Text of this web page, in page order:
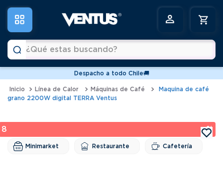
¿Qué estas buscando?
Despacho a todo Chile🚚
Línea de Calor Máquinas de Café
Maquina de café
grano 2200W digital TERRA Ventus
8 %
Minimarket Restaurante Cafetería
Términos más buscados
1.
vitrinas
3.
conservadoras